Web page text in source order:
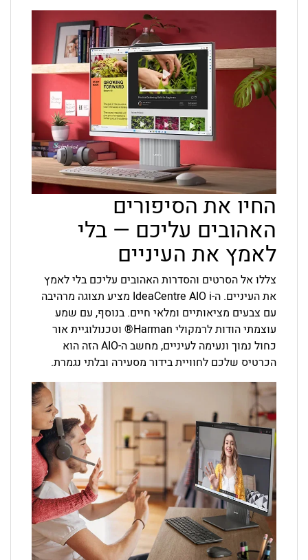
החיו את הסיפורים
האהובים עליכם — בלי
לאמץ את העיניים
צללו אל הסרטים והסדרות האהובים עליכם בלי לאמץ
את העיניים. ה-IdeaCentre AIO i מציע תצוגה מרהיבה
עם צבעים מציאותיים ומלאי חיים. בנוסף, עם שמע
עוצמתי הודות לרמקולי Harman® וטכנולוגיית אור
כחול נמוך ונעימה לעיניים, מחשב ה-AIO הזה הוא
הכרטיס שלכם לחוויית בידור מסעירה ובלתי נגמרת.